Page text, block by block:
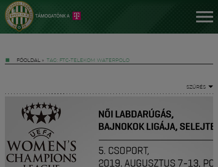
FŐOLDAL » TAG: FTC-TELEKOM WATERPOLO
SZŰRÉS
Jegyek
FM YouTube +